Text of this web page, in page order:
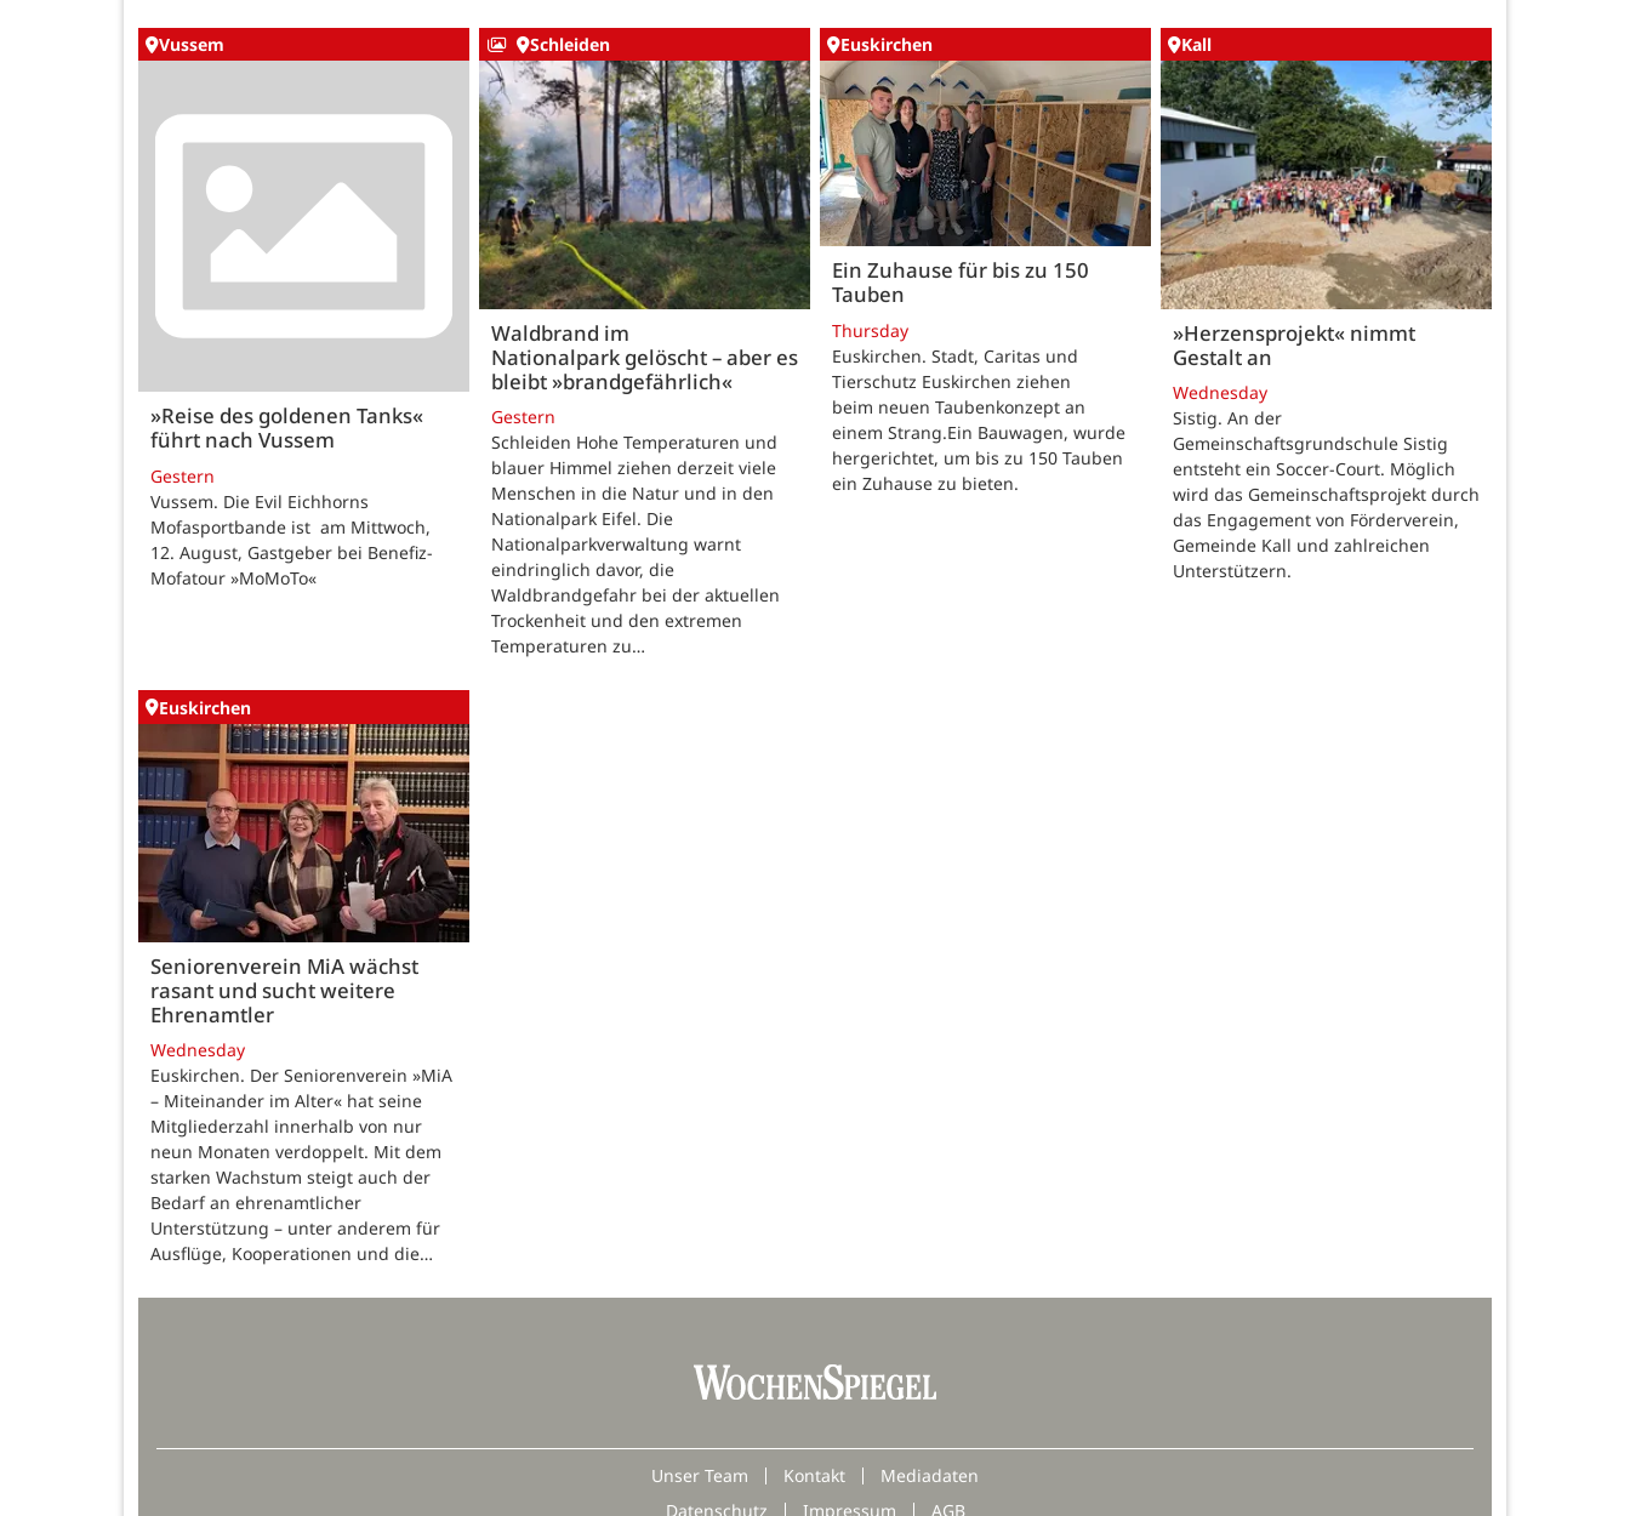
Vussem
»Reise des goldenen Tanks«
führt nach Vussem
Gestern
Vussem. Die Evil Eichhorns
Mofasportbande ist am Mittwoch,
12. August, Gastgeber bei Benefiz-
Mofatour »MoMoTo«
Schleiden
Waldbrand im
Nationalpark gelöscht – aber es
bleibt »brandgefährlich«
Gestern
Schleiden Hohe Temperaturen und
blauer Himmel ziehen derzeit viele
Menschen in die Natur und in den
Nationalpark Eifel. Die
Nationalparkverwaltung warnt
eindringlich davor, die
Waldbrandgefahr bei der aktuellen
Trockenheit und den extremen
Temperaturen zu…
Euskirchen
Ein Zuhause für bis zu 150
Tauben
Thursday
Euskirchen. Stadt, Caritas und
Tierschutz Euskirchen ziehen
beim neuen Taubenkonzept an
einem Strang.Ein Bauwagen, wurde
hergerichtet, um bis zu 150 Tauben
ein Zuhause zu bieten.
Kall
»Herzensprojekt« nimmt
Gestalt an
Wednesday
Sistig. An der
Gemeinschaftsgrundschule Sistig
entsteht ein Soccer-Court. Möglich
wird das Gemeinschaftsprojekt durch
das Engagement von Förderverein,
Gemeinde Kall und zahlreichen
Unterstützern.
Euskirchen
Seniorenverein MiA wächst
rasant und sucht weitere
Ehrenamtler
Wednesday
Euskirchen. Der Seniorenverein »MiA
– Miteinander im Alter« hat seine
Mitgliederzahl innerhalb von nur
neun Monaten verdoppelt. Mit dem
starken Wachstum steigt auch der
Bedarf an ehrenamtlicher
Unterstützung – unter anderem für
Ausflüge, Kooperationen und die…
Unser Team Kontakt
Mediadaten
Datenschutz
Impressum AGB